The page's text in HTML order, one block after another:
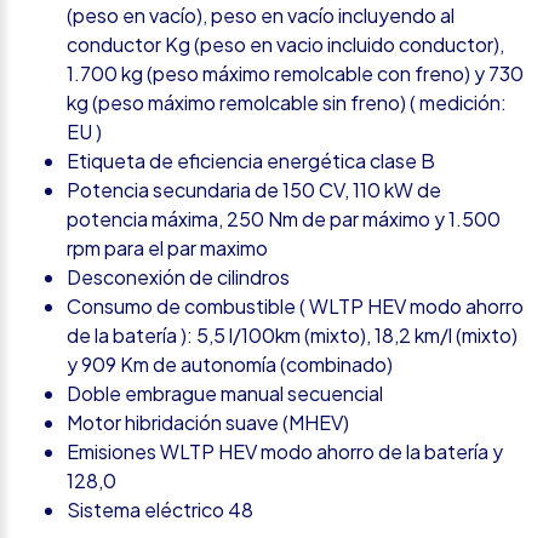
(peso en vacío), peso en vacío incluyendo al
conductor Kg (peso en vacio incluido conductor),
1.700 kg (peso máximo remolcable con freno) y 730
kg (peso máximo remolcable sin freno) ( medición:
EU )
Etiqueta de eficiencia energética clase B
Potencia secundaria de 150 CV, 110 kW de
potencia máxima, 250 Nm de par máximo y 1.500
rpm para el par maximo
Desconexión de cilindros
Consumo de combustible ( WLTP HEV modo ahorro
de la batería ): 5,5 l/100km (mixto), 18,2 km/l (mixto)
y 909 Km de autonomía (combinado)
Doble embrague manual secuencial
Motor hibridación suave (MHEV)
Emisiones WLTP HEV modo ahorro de la batería y
128,0
Sistema eléctrico 48